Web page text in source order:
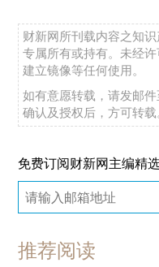
财新网所刊载内容之知
专属所有或持有。未经
建立镜像等任何使用。
如有意愿转载，请发邮件
确认及授权后，方可转载
免费订阅财新网主编精
推荐阅读